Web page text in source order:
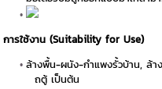
การใช้งาน (Suitability for Use)
ล้างพื้น-ผนัง-กำแพงรั้วบ้าน, ล้า
ถตู้ เป็นต้น